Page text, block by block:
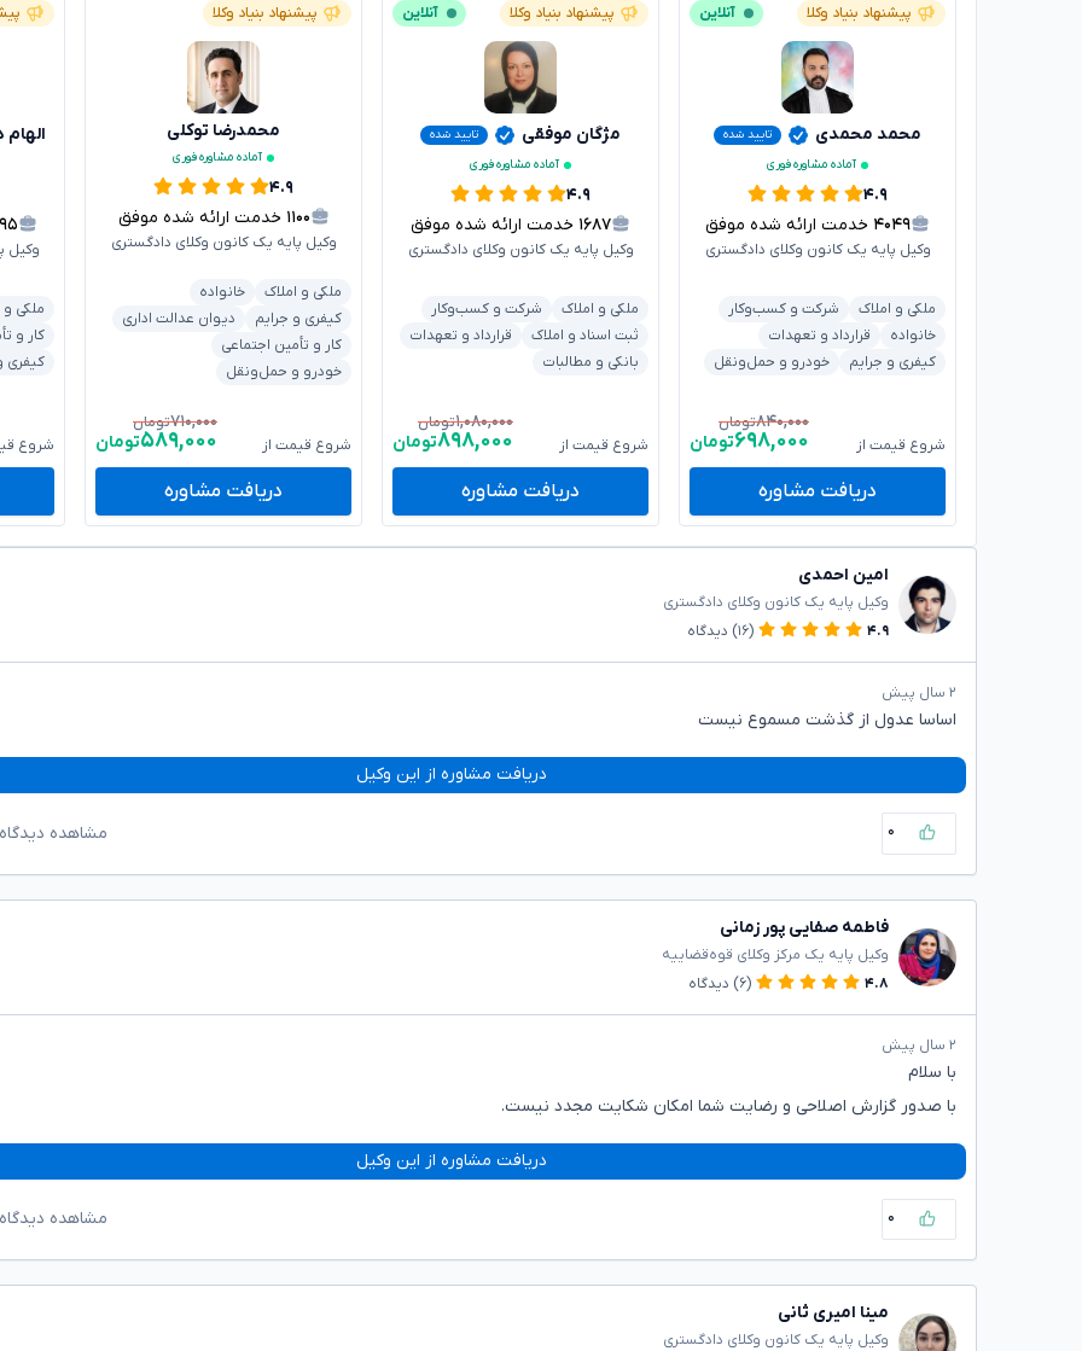
پیشنهاد بنیاد وکلا آنلاین
محمد محمدی
تایید شده
آماده مشاوره فوری
۴.۹
۴۰۴۹ خدمت ارائه شده موفق
وکیل پایه یک کانون وکلای دادگستری
ملکی و املاک
شرکت و کسب‌وکار
خانواده
قرارداد و تعهدات
کیفری و جرایم
خودرو و حمل‌ونقل
شروع قیمت از
۸۴۰,۰۰۰تومان
۶۹۸,۰۰۰تومان
دریافت مشاوره
پیشنهاد بنیاد وکلا آنلاین
مژگان موفقی
تایید شده
آماده مشاوره فوری
۴.۹
۱۶۸۷ خدمت ارائه شده موفق
وکیل پایه یک کانون وکلای دادگستری
ملکی و املاک
شرکت و کسب‌وکار
ثبت اسناد و املاک
قرارداد و تعهدات
بانکی و مطالبات
شروع قیمت از
۱,۰۸۰,۰۰۰تومان
۸۹۸,۰۰۰تومان
دریافت مشاوره
پیشنهاد بنیاد وکلا
محمدرضا توکلی
آماده مشاوره فوری
۴.۹
۱۱۰۰ خدمت ارائه شده موفق
وکیل پایه یک کانون وکلای دادگستری
ملکی و املاک
خانواده
کیفری و جرایم
دیوان عدالت اداری
کار و تأمین اجتماعی
خودرو و حمل‌ونقل
شروع قیمت از
۷۱۰,۰۰۰تومان
۵۸۹,۰۰۰تومان
دریافت مشاوره
الهام
وکیل
ملکی و
کار و
کیفری
شروع
امین احمدی
وکیل پایه یک کانون وکلای دادگستری
۴.۹
(۱۶) دیدگاه
۲ سال پیش
اساسا عدول از گذشت مسموع نیست
دریافت مشاوره از این وکیل
۰ مشاهده
فاطمه صفایی پور زمانی
وکیل پایه یک مرکز وکلای قوه‌قضاییه
۴.۸
(۶) دیدگاه
۲ سال پیش
با سلام
با صدور گزارش اصلاحی و رضایت شما امکان شکایت مجدد نیست.
دریافت مشاوره از این وکیل
۰ مشاهده
مینا امیری ثانی
وکیل پایه یک کانون وکلای دادگستری